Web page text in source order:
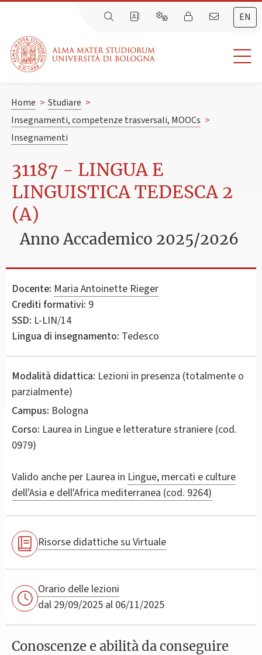
EN
Home > Studiare >
Insegnamenti, competenze trasversali, MOOCs >
Insegnamenti
31187 - LINGUA E
LINGUISTICA TEDESCA 2
(A)
Anno Accademico 2025/2026
Docente: Maria Antoinette Rieger
Crediti formativi: 9
SSD: L-LIN/14
Lingua di insegnamento: Tedesco
Modalità didattica: Lezioni in presenza (totalmente o
parzialmente)
Campus: Bologna
Corso: Laurea in Lingue e letterature straniere (cod.
0979)
Valido anche per Laurea in Lingue, mercati e culture
dell'Asia e dell'Africa mediterranea (cod. 9264)
Risorse didattiche su Virtuale
Orario delle lezioni
dal 29/09/2025 al 06/11/2025
Conoscenze e abilità da conseguire